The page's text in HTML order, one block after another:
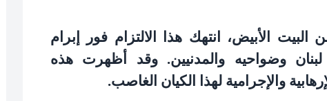
الأبيض، انتهك هذا الالتزام فور إبرام
وضواحيه والمدنيين. وقد أظهرت هذه
والإجرامية لهذا الكيان الغاصب.